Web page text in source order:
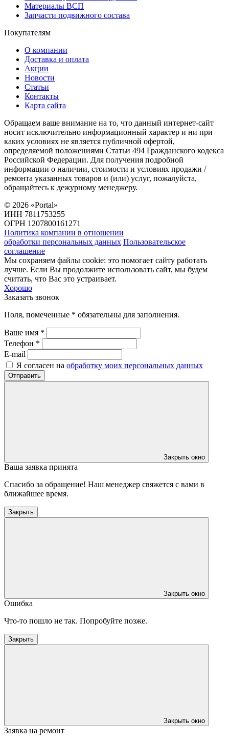
Материалы ВСП
Запчасти подвижного состава
Покупателям
О компании
Доставка и оплата
Акции
Новости
Статьи
Контакты
Карта сайта
Обращаем ваше внимание на то, что данный интернет-сайт
носит исключительно информационный характер и ни при
каких условиях не является публичной офертой,
определяемой положениями Статьи 494 Гражданского кодекса
Российской Федерации. Для получения подробной
информации о наличии, стоимости и условиях продажи /
ремонта указанных товаров и (или) услуг, пожалуйста,
обращайтесь к дежурному менеджеру.
© 2026 «Portal»
ИНН 7811753255
ОГРН 1207800161271
Политика компании в отношении
обработки персональных данных Пользовательское
соглашение
Мы сохраняем файлы cookie: это помогает сайту работать
лучше. Если Вы продолжите использовать сайт, мы будем
считать, что Вас это устраивает.
Хорошо
Заказать звонок
Поля, помеченные * обязательны для заполнения.
Ваше имя *
Телефон *
E-mail
Я согласен на обработку моих персональных данных
Отправить
Закрыть окно
Ваша заявка принята
Спасибо за обращение! Наш менеджер свяжется с вами в
ближайшее время.
Закрыть
Закрыть окно
Ошибка
Что-то пошло не так. Попробуйте позже.
Закрыть
Закрыть окно
Заявка на ремонт